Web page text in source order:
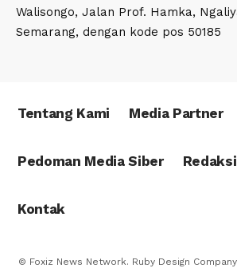
Walisongo, Jalan Prof. Hamka,
Semarang, dengan kode pos 50185
Tentang Kami Media Partner
Pedoman Media Siber Redaksi
Kontak
© Foxiz News Network. Ruby Design